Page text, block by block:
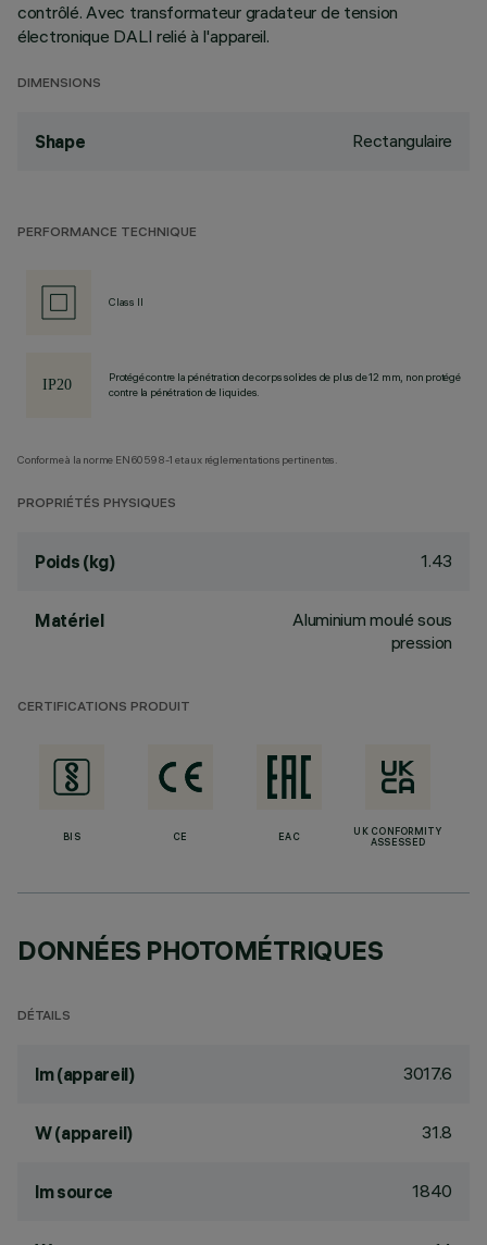
contrôlé. Avec transformateur gradateur de tension
électronique DALI relié à l'appareil.
DIMENSIONS
Shape Rectangulaire
PERFORMANCE TECHNIQUE
Class II
Protégé contre la pénétration de corps solides de plus de 12 mm, non protégé
contre la pénétration de liquides.
Conforme à la norme EN60598-1 et aux réglementations pertinentes.
PROPRIÉTÉS PHYSIQUES
Poids (kg) 1.43
Matériel
Aluminium moulé sous
pression
CERTIFICATIONS PRODUIT
BIS CE EAC
UK CONFORMITY
ASSESSED
DONNÉES PHOTOMÉTRIQUES
DÉTAILS
lm (appareil) 3017.6
W (appareil) 31.8
lm source 1840